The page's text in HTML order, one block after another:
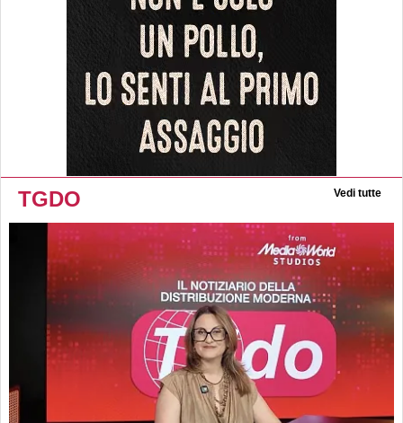
TGDO Vedi tutte